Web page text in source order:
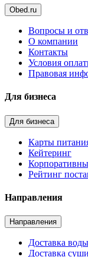
Obed.ru
Вопросы и
О компании
Контакты
Условия
Правовая
Для бизнеса
Для бизнеса
Карты
Кейтеринг
Рейтинг
Направления
Направления
Доставка воды
Доставка суши